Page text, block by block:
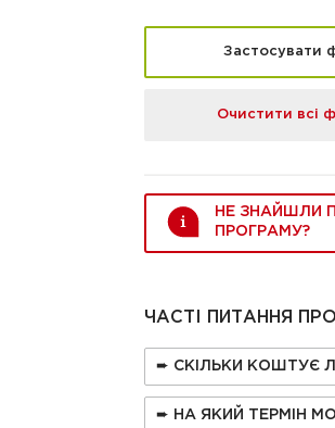
Застосувати
Очистити всі
НЕ ЗНАЙШЛИ
ПРОГРАМУ?
ЧАСТІ ПИТАННЯ
➨ СКІЛЬКИ КОШТУЄ
➨ НА ЯКИЙ ТЕРМІН